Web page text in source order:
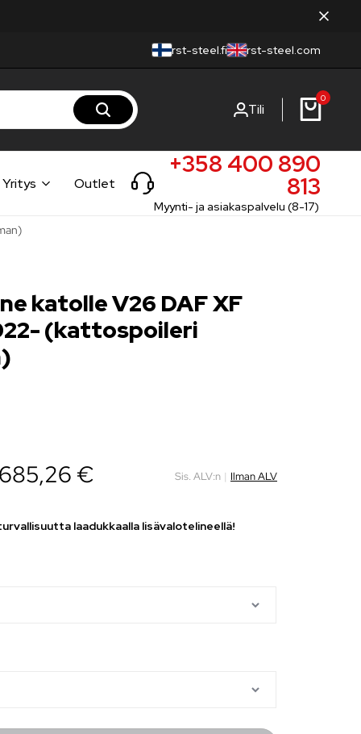
rst-steel.fi rst-steel.com
Tili
0
Yritys Outlet
+358 400 890
813
Myynti- ja asiakaspalvelu (8-17)
katolle V26 DAF XF
(kattospoileri
€ Sis. ALV:n | Ilman ALV
laadukkaalla lisävalotelineellä!